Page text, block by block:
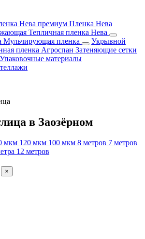
Нева премиум Пленка Нева
Тепличная пленка Нева
Мульчирующая пленка
Укрывной
пленка Агроспан Затеняющие сетки
Упаковочные материалы
в Заозёрном
мкм 120 мкм 100 мкм 8 метров 7 метров
12 метров
×